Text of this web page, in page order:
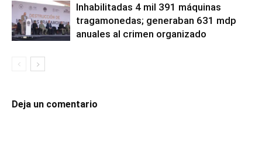
Inhabilitadas 4 mil 391 máquinas
tragamonedas; generaban 631 mdp
anuales al crimen organizado
Deja un comentario